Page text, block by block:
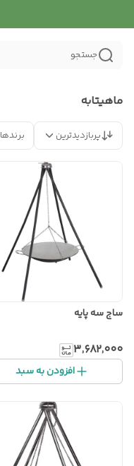
جستجو
ماهیتابه
پربازدیدترین برندها
ساج سه پایه
۳٬۶۸۲٬۰۰۰
افزودن به سبد